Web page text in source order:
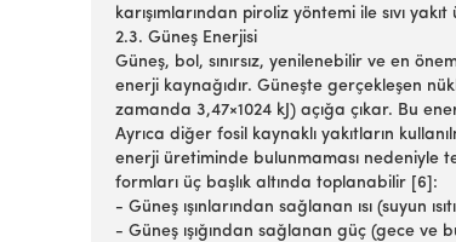
karışımlarından piroliz yöntemi ile sıvı
2.3. Güneş Enerjisi
Güneş, bol, sınırsız, yenilenebilir ve en
enerji kaynağıdır. Güneşte gerçekleşen
zamanda 3,47×1024 kJ) açığa çıkar. Bu
Ayrıca diğer fosil kaynaklı yakıtların
enerji üretiminde bulunmaması nedeniyle
formları üç başlık altında toplanabilir [6]:
- Güneş ışınlarından sağlanan ısı (suyun
- Güneş ışığından sağlanan güç (gece ve